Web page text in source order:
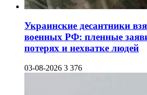
Украинские десантники
военных РФ: пленные
потерях и нехватке людей
03-08-2026 3 376